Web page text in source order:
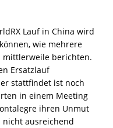
Lauf in China wird
wie mehrere
mittlerweile berichten.
Ersatzlauf
stattfindet ist noch
in einem Meeting
ihren Unmut
nicht ausreichend